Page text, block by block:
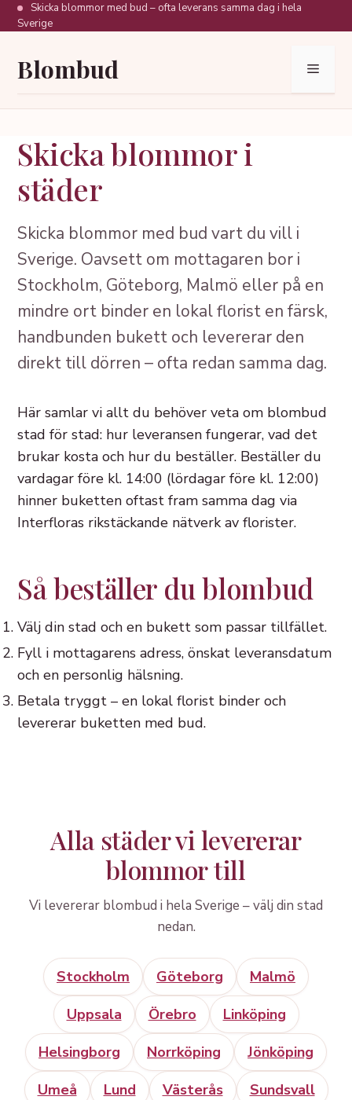
Hoppa
till
Skicka blommor med bud – ofta leverans samma dag i hela
Sverige
Blombud Meny
Skicka blommor i
städer
Skicka blommor med bud vart du vill i
Sverige. Oavsett om mottagaren bor i
Stockholm, Göteborg, Malmö eller på en
mindre ort binder en lokal florist en färsk,
handbunden bukett och levererar den
direkt till dörren – ofta redan samma dag.
Här samlar vi allt du behöver veta om blombud
stad för stad: hur leveransen fungerar, vad det
brukar kosta och hur du beställer. Beställer du
vardagar före kl. 14:00 (lördagar före kl. 12:00)
hinner buketten oftast fram samma dag via
Interfloras rikstäckande nätverk av florister.
Så beställer du blombud
Välj din stad och en bukett som passar tillfället.
Fyll i mottagarens adress, önskat leveransdatum
och en personlig hälsning.
Betala tryggt – en lokal florist binder och
levererar buketten med bud.
Alla städer vi levererar
blommor till
Vi levererar blombud i hela Sverige – välj din stad
nedan.
Stockholm Göteborg
Malmö
Uppsala
Örebro
Linköping
Helsingborg
Norrköping
Jönköping
Umeå
Lund Västerås
Sundsvall